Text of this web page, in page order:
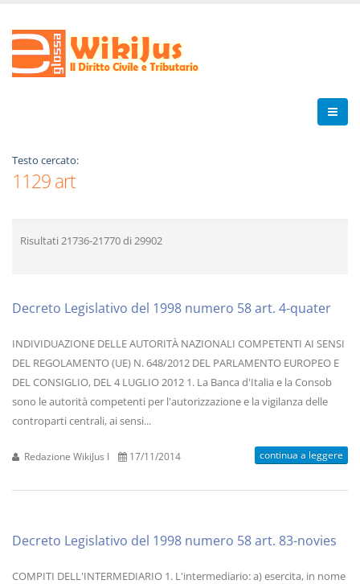
Testo cercato:
1129 art
Risultati 21736-21770di 29902
Decreto Legislativo del 1998 numero 58 art. 4-quater
INDIVIDUAZIONE DELLE AUTORITÀ NAZIONALI COMPETENTI AI SENSI
DEL REGOLAMENTO (UE) N. 648/2012 DEL PARLAMENTO EUROPEO E
DEL CONSIGLIO, DEL 4 LUGLIO 2012 1. La Banca d'Italia e la Consob
sono le autorità competenti per l'autorizzazione e la vigilanza delle
controparti centrali, ai sensi...
Redazione WikiJus I 17/11/2014 continua a leggere
Decreto Legislativo del 1998 numero 58 art. 83-novies
COMPITI DELL'INTERMEDIARIO 1. L'intermediario: a) esercita, in nome